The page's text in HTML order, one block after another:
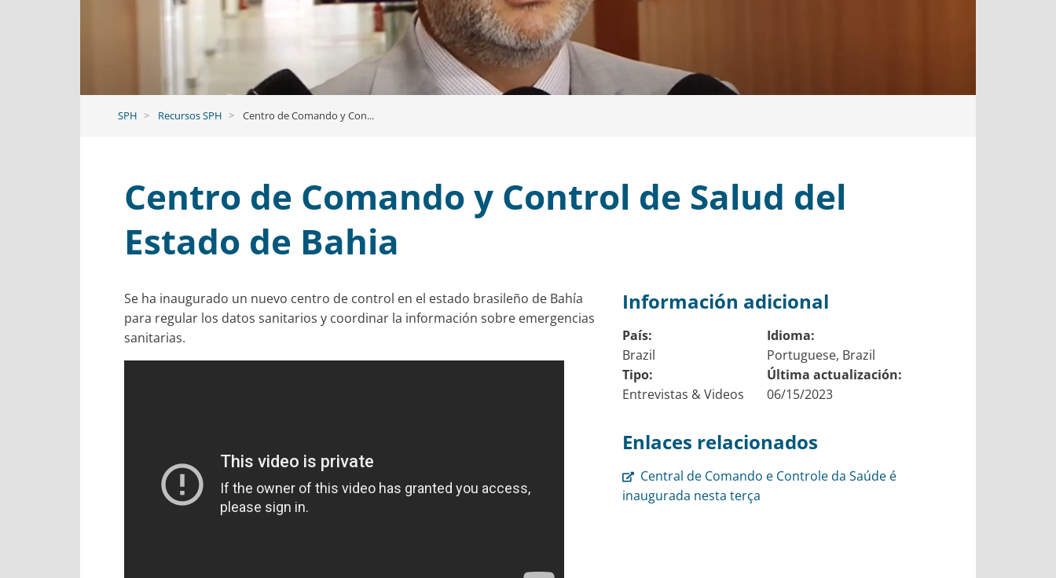
SPH Recursos SPH Centro de Comando y Con...
Centro de Comando y Control de Salud del
Estado de Bahia
Se ha inaugurado un nuevo centro de control en el estado brasileño de Bahía
para regular los datos sanitarios y coordinar la información sobre emergencias
sanitarias.
Información adicional
País:
Brazil
Idioma:
Portuguese, Brazil
Tipo:
Entrevistas & Videos
Última actualización:
06/15/2023
Enlaces relacionados
Central de Comando e Controle da Saúde é
inaugurada nesta terça